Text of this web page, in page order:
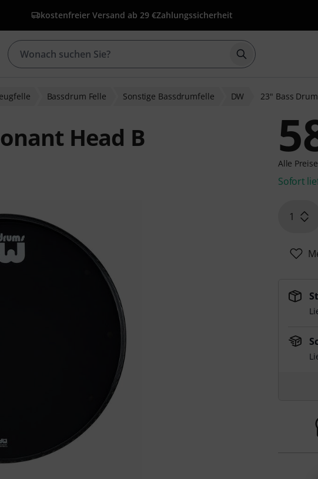
kostenfreier Versand ab 29 €Zahlungssicherheit
Suche mit
Bassdrum Felle Sonstige Bassdrumfelle DW 23" Bass
Head B
Alle
Sofort
1